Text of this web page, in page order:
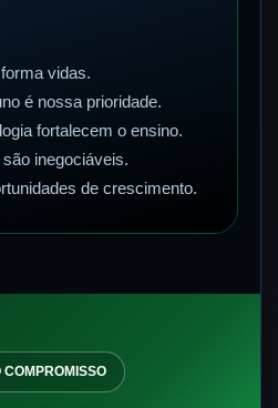
vidas.
é nossa prioridade.
fortalecem o ensino.
inegociáveis.
de crescimento.
COMPROMISSO